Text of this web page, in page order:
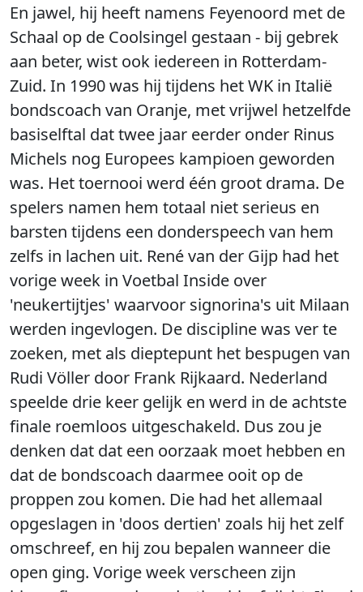
En jawel, hij heeft namens Feyenoord met de
Schaal op de Coolsingel gestaan - bij gebrek
aan beter, wist ook iedereen in Rotterdam-
Zuid. In 1990 was hij tijdens het WK in Italië
bondscoach van Oranje, met vrijwel hetzelfde
basiselftal dat twee jaar eerder onder Rinus
Michels nog Europees kampioen geworden
was. Het toernooi werd één groot drama. De
spelers namen hem totaal niet serieus en
barsten tijdens een donderspeech van hem
zelfs in lachen uit. René van der Gijp had het
vorige week in Voetbal Inside over
'neukertijtjes' waarvoor signorina's uit Milaan
werden ingevlogen. De discipline was ver te
zoeken, met als dieptepunt het bespugen van
Rudi Völler door Frank Rijkaard. Nederland
speelde drie keer gelijk en werd in de achtste
finale roemloos uitgeschakeld. Dus zou je
denken dat dat een oorzaak moet hebben en
dat de bondscoach daarmee ooit op de
proppen zou komen. Die had het allemaal
opgeslagen in 'doos dertien' zoals hij het zelf
omschreef, en hij zou bepalen wanneer die
open ging. Vorige week verscheen zijn